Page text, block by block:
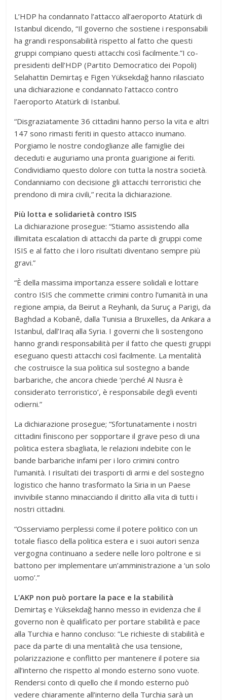
L’HDP ha condannato l’attacco all’aeroporto Atatürk di
Istanbul dicendo, “Il governo che sostiene i responsabili
ha grandi responsabilità rispetto al fatto che questi
gruppi compiano questi attacchi così facilmente.”I co-
presidenti dell’HDP (Partito Democratico dei Popoli)
Selahattin Demirtaş e Figen Yüksekdağ hanno rilasciato
una dichiarazione e condannato l’attacco contro
l’aeroporto Atatürk di Istanbul.
“Disgraziatamente 36 cittadini hanno perso la vita e altri
147 sono rimasti feriti in questo attacco inumano.
Porgiamo le nostre condoglianze alle famiglie dei
deceduti e auguriamo una pronta guarigione ai feriti.
Condividiamo questo dolore con tutta la nostra società.
Condanniamo con decisione gli attacchi terroristici che
prendono di mira civili,” recita la dichiarazione.
Più lotta e solidarietà contro ISIS
La dichiarazione prosegue: “Stiamo assistendo alla
illimitata escalation di attacchi da parte di gruppi come
ISIS e al fatto che i loro risultati diventano sempre più
gravi.”
“È della massima importanza essere solidali e lottare
contro ISIS che commette crimini contro l’umanità in una
regione ampia, da Beirut a Reyhanlı, da Suruç a Parigi, da
Baghdad a Kobanê, dalla Tunisia a Bruxelles, da Ankara a
Istanbul, dall’Iraq alla Syria. I governi che li sostengono
hanno grandi responsabilità per il fatto che questi gruppi
eseguano questi attacchi così facilmente. La mentalità
che costruisce la sua politica sul sostegno a bande
barbariche, che ancora chiede ‘perché Al Nusra è
considerato terroristico’, è responsabile degli eventi
odierni.”
La dichiarazione prosegue; “Sfortunatamente i nostri
cittadini finiscono per sopportare il grave peso di una
politica estera sbagliata, le relazioni indebite con le
bande barbariche infami per i loro crimini contro
l’umanità. I risultati dei trasporti di armi e del sostegno
logistico che hanno trasformato la Siria in un Paese
invivibile stanno minacciando il diritto alla vita di tutti i
nostri cittadini.
“Osserviamo perplessi come il potere politico con un
totale fiasco della politica estera e i suoi autori senza
vergogna continuano a sedere nelle loro poltrone e si
battono per implementare un’amministrazione a ‘un solo
uomo’.”
L’AKP non può portare la pace e la stabilità
Demirtaş e Yüksekdağ hanno messo in evidenza che il
governo non è qualificato per portare stabilità e pace
alla Turchia e hanno concluso: “Le richieste di stabilità e
pace da parte di una mentalità che usa tensione,
polarizzazione e conflitto per mantenere il potere sia
all’interno che rispetto al mondo esterno sono vuote.
Rendersi conto di quello che il mondo esterno può
vedere chiaramente all’interno della Turchia sarà un